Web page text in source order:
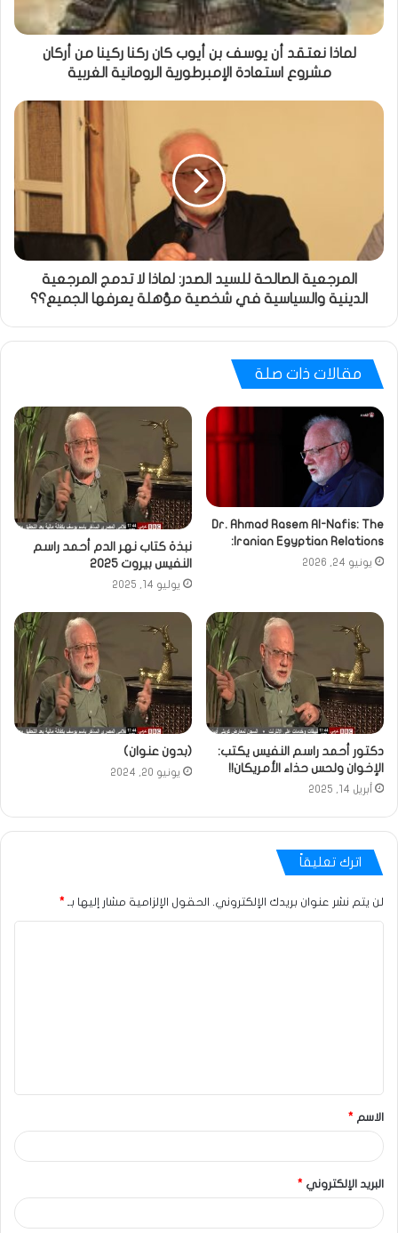
لماذا نعتقد أن يوسف بن أيوب كان ركنا ركينا من أركان
مشروع استعادة الإمبرطورية الرومانية الغربية
المرجعية الصالحة للسيد الصدر: لماذا لا تدمج المرجعية
الدينية والسياسية في شخصية مؤهلة يعرفها الجميع؟؟
مقالات ذات صلة
Dr. Ahmad Rasem Al-Nafis: The
Iranian Egyptian Relations:
يونيو 24, 2026
نبذة كتاب نهر الدم أحمد راسم
النفيس بيروت 2025
يوليو 14, 2025
دكتور أحمد راسم النفيس يكتب:
الإخوان ولحس حذاء الأمريكان!!
أبريل 14, 2025
(بدون عنوان)
يونيو 20, 2024
اترك تعليقاً
لن يتم نشر عنوان بريدك الإلكتروني. الحقول الإلزامية مشار إليها بـ *
الاسم *
البريد الإلكتروني *